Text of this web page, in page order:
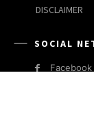
DISCLAIMER
SOCIAL
Facebook